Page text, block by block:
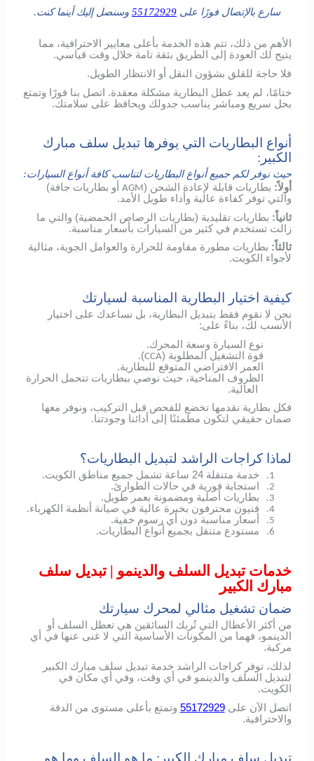
سارع بالإتصال فورًا على 55172929 وسنصل إليك أينما كنت.
الأهم من ذلك، تتم هذه الخدمة بأعلى معايير الاحترافية، مما
يتيح لك العودة إلى الطريق بثقة تامة خلال وقت قياسي.
فلا حاجة للقلق بشؤون النقل أو الانتظار الطويل.
ختامًا، لم يعد عطل البطارية مشكلة معقدة. اتصل بنا فورًا وتمتع
بحل سريع ومباشر يناسب جدولك ويحافظ على سلامتك.
أنواع البطاريات التي يوفرها تبديل سلف مبارك
الكبير:
حيث نوفر لكم جميع أنواع البطاريات لتناسب كافة أنواع السيارات:
أولاً: بطاريات قابلة لإعادة الشحن (AGM أو بطاريات جافة)
والتي توفر كفاءة عالية وأداء طويل الأمد.
ثانياً: بطاريات تقليدية (بطاريات الرصاص الحمضية) والتي ما
زالت تستخدم في كثير من السيارات بأسعار مناسبة.
ثالثاً: بطاريات مطورة مقاومة للحرارة والعوامل الجوية، مثالية
لأجواء الكويت.
كيفية اختيار البطارية المناسبة لسيارتك
نحن لا نقوم فقط بتبديل البطارية، بل نساعدك على اختيار
الأنسب لك، بناءً على:
نوع السيارة وسعة المحرك.
قوة التشغيل المطلوبة (CCA
).
العمر الافتراضي المتوقع للبطارية.
الظروف المناخية، حيث نوصي ببطاريات تتحمل الحرارة
العالية.
فكل بطارية نقدمها تخضع للفحص قبل التركيب، ونوفر معها
ضمان حقيقي لتكون مطمئنًا إلى أدائنا وجودتنا.
لماذا كراجات الراشد لتبديل البطاريات؟
1. خدمة متنقلة 24 ساعة تشمل جميع مناطق الكويت.
2. استجابة فورية في حالات الطوارئ.
3. بطاريات أصلية ومضمونة بعمر طويل.
4. فنيون محترفون بخبرة عالية في صيانة أنظمة الكهرباء.
5. أسعار مناسبة دون أي رسوم خفية.
6. مستودع متنقل بجميع أنواع البطاريات.
خدمات تبديل السلف والدينمو | تبديل سلف
مبارك الكبير
ضمان تشغيل مثالي لمحرك سيارتك
من أكثر الأعطال التي تُربك السائقين هي تعطل السلف أو
الدينمو، فهما من المكونات الأساسية التي لا غنى عنها في أي
مركبة.
لذلك، توفر كراجات الراشد خدمة تبديل سلف مبارك الكبير
لتبديل السلف والدينمو في أي وقت، وفي أي مكان في
الكويت.
اتصل الآن على55172929 وتمتع بأعلى مستوى من الدقة
والاحترافية.
تبديل سلف مبارك الكبير: ما هو السلف وما هو